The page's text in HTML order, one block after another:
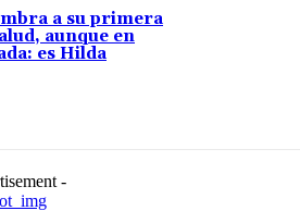
a su primera
aunque en
es Hilda
-